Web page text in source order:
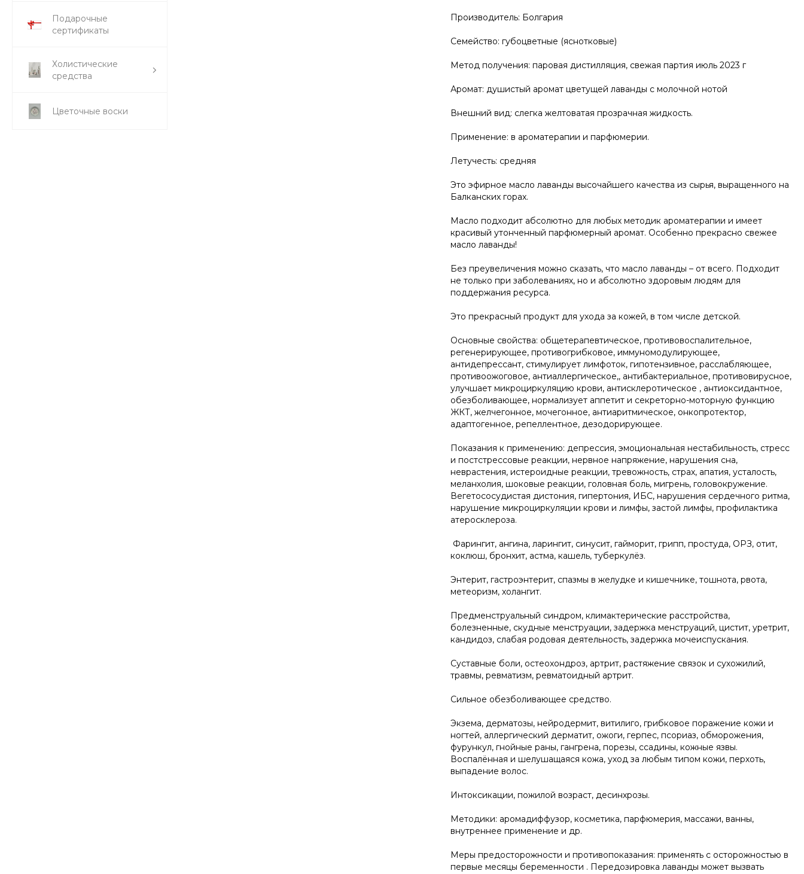
Подарочные
сертификаты
Холистические
средства
Цветочные воски
Производитель: Болгария
Семейство: губоцветные (яснотковые)
Метод получения: паровая дистилляция, свежая партия июль 2023 г
Аромат: душистый аромат цветущей лаванды с молочной нотой
Внешний вид: слегка желтоватая прозрачная жидкость.
Применение: в ароматерапии и парфюмерии.
Летучесть: средняя
Это эфирное масло лаванды высочайшего качества из сырья, выращенного на
Балканских горах.
Масло подходит абсолютно для любых методик ароматерапии и имеет
красивый утонченный парфюмерный аромат. Особенно прекрасно свежее
масло лаванды!
Без преувеличения можно сказать, что масло лаванды – от всего. Подходит
не только при заболеваниях, но и абсолютно здоровым людям для
поддержания ресурса.
Это прекрасный продукт для ухода за кожей, в том числе детской.
Основные свойства: общетерапевтическое, противовоспалительное,
регенерирующее, противогрибковое, иммуномодулирующее,
антидепрессант, стимулирует лимфоток, гипотензивное, расслабляющее,
противоожоговое, антиаллергическое,, антибактериальное, противовирусное,
улучшает микроциркуляцию крови, антисклеротическое , антиоксидантное,
обезболивающее, нормализует аппетит и секреторно-моторную функцию
ЖКТ, желчегонное, мочегонное, антиаритмическое, онкопротектор,
адаптогенное, репеллентное, дезодорирующее.
Показания к применению: депрессия, эмоциональная нестабильность, стресс
и постстрессовые реакции, нервное напряжение, нарушения сна,
неврастения, истероидные реакции, тревожность, страх, апатия, усталость,
меланхолия, шоковые реакции, головная боль, мигрень, головокружение.
Вегетососудистая дистония, гипертония, ИБС, нарушения сердечного ритма,
нарушение микроциркуляции крови и лимфы, застой лимфы, профилактика
атеросклероза.
Фарингит, ангина, ларингит, синусит, гайморит, грипп, простуда, ОРЗ, отит,
коклюш, бронхит, астма, кашель, туберкулёз.
Энтерит, гастроэнтерит, спазмы в желудке и кишечнике, тошнота, рвота,
метеоризм, холангит.
Предменструальный синдром, климактерические расстройства,
болезненные, скудные менструации, задержка менструаций, цистит, уретрит,
кандидоз, слабая родовая деятельность, задержка мочеиспускания.
Суставные боли, остеохондроз, артрит, растяжение связок и сухожилий,
травмы, ревматизм, ревматоидный артрит.
Сильное обезболивающее средство.
Экзема, дерматозы, нейродермит, витилиго, грибковое поражение кожи и
ногтей, аллергический дерматит, ожоги, герпес, псориаз, обморожения,
фурункул, гнойные раны, гангрена, порезы, ссадины, кожные язвы.
Воспалённая и шелушащаяся кожа, уход за любым типом кожи, перхоть,
выпадение волос.
Интоксикации, пожилой возраст, десинхрозы.
Методики: аромадиффузор, косметика, парфюмерия, массажи, ванны,
внутреннее применение и др.
Меры предосторожности и противопоказания: применять с осторожностью в
первые месяцы беременности . Передозировка лаванды может вызвать